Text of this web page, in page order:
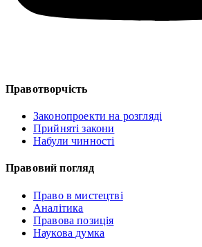
Правотворчість
Законопроекти на розгляді
Прийняті закони
Набули чинності
Правовий погляд
Право в мистецтві
Аналітика
Правова позиція
Наукова думка